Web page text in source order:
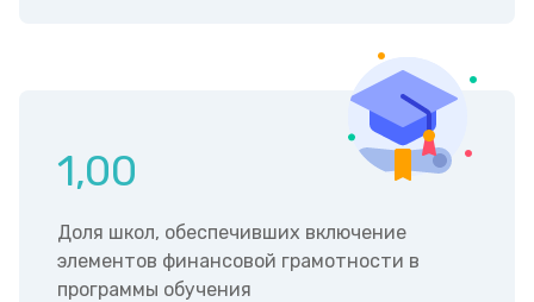
1,00
Доля школ, обеспечивших включение
элементов финансовой грамотности в
программы обучения